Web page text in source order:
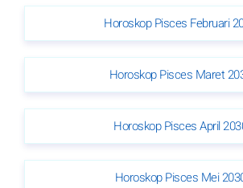
Horoskop Pisces Februari
Horoskop Pisces Maret
Horoskop Pisces April
Horoskop Pisces Mei